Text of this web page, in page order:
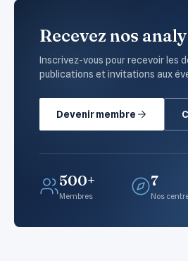
Recevez nos
Inscrivez-vous pour recevoir les
publications et invitations aux
Devenir membre
500+
Membres
7
Nos